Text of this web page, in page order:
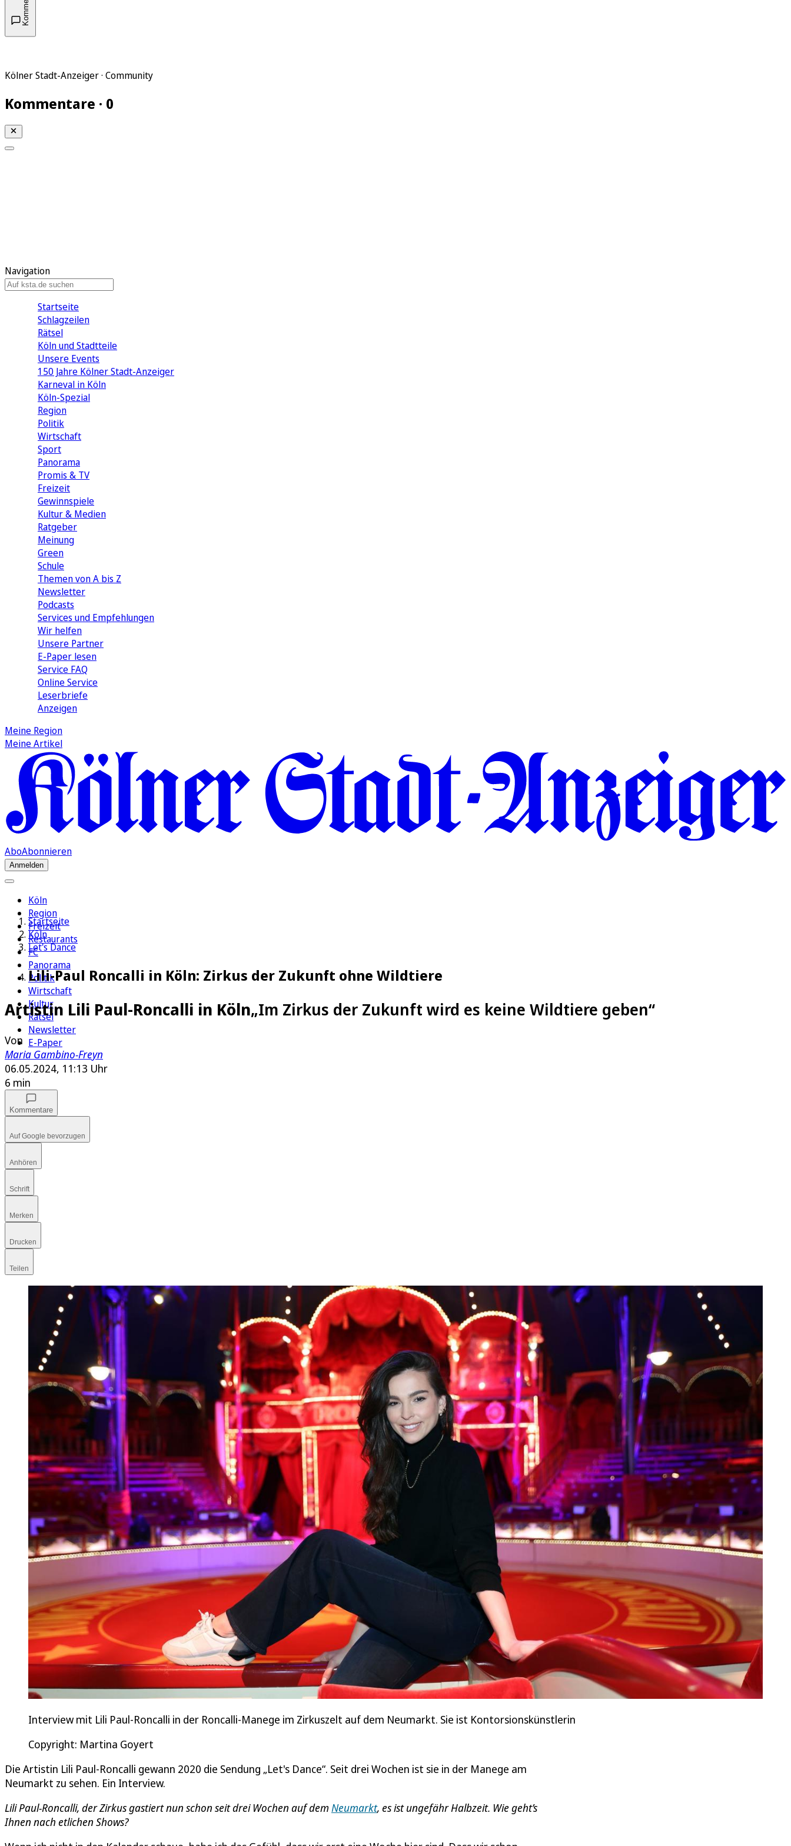
Kölner Stadt-Anzeiger · Community
Kommentare · 0
Navigation
Startseite
Schlagzeilen
Rätsel
Köln und Stadtteile
Unsere Events
150 Jahre Kölner Stadt-Anzeiger
Karneval in Köln
Köln-Spezial
Region
Politik
Wirtschaft
Sport
Panorama
Promis & TV
Freizeit
Gewinnspiele
Kultur & Medien
Ratgeber
Meinung
Green
Schule
Themen von A bis Z
Newsletter
Podcasts
Services und Empfehlungen
Wir helfen
Unsere Partner
E-Paper lesen
Service FAQ
Online Service
Leserbriefe
Anzeigen
Meine Region
Meine Artikel
AboAbonnieren
Anmelden
Köln
Region
Freizeit
Restaurants
FC
Panorama
Politik
Wirtschaft
Kultur
Rätsel
Newsletter
E-Paper
Startseite
Köln
Let's Dance
Lili-Paul Roncalli in Köln: Zirkus der Zukunft ohne Wildtiere
Artistin Lili Paul-Roncalli in Köln„Im Zirkus der Zukunft wird es keine Wildtiere geben“
Von
Maria Gambino-Freyn
06.05.2024, 11:13 Uhr
6 min
Kommentare
Auf Google bevorzugen
Anhören
Schrift
Merken
Drucken
Teilen
Interview mit Lili Paul-Roncalli in der Roncalli-Manege im Zirkuszelt auf dem Neumarkt. Sie ist Kontorsionskünstlerin
Copyright: Martina Goyert
Die Artistin Lili Paul-Roncalli gewann 2020 die Sendung „Let's Dance“. Seit drei Wochen ist sie in der Manege am
Neumarkt zu sehen. Ein Interview.
Lili Paul-Roncalli, der Zirkus gastiert nun schon seit drei Wochen auf dem Neumarkt, es ist ungefähr Halbzeit. Wie geht’s
Ihnen nach etlichen Shows?